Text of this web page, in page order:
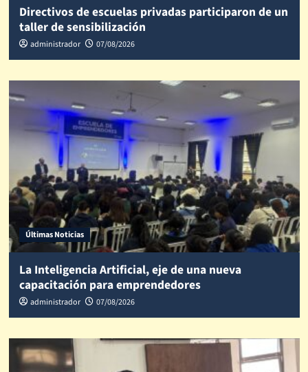
Directivos de escuelas privadas participaron de un
taller de sensibilización
administrador 07/08/2026
Últimas Noticias
La Inteligencia Artificial, eje de una nueva
capacitación para emprendedores
administrador 07/08/2026